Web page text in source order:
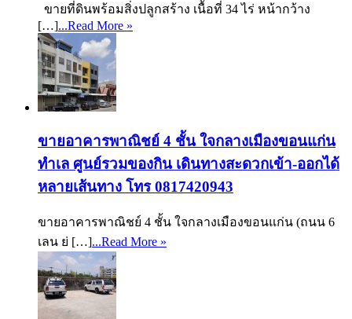
ขายที่ดินพร้อมสิ่งปลูกสร้าง เนื้อที่ 34 ไร่ หน้ากว้าง
[…]...Read More »
ขายอาคารพาณิชย์ 4 ชั้น ใจกลางเมืองขอนแก่น
ทำเล ศูนย์รวมของกิน เดินทางสะดวกเข้า-ออกได้
หลายเส้นทาง โทร 0817420943
ขายอาคารพาณิชย์ 4 ชั้น ใจกลางเมืองขอนแก่น (ถนน 6
เลน ย่ […]...Read More »